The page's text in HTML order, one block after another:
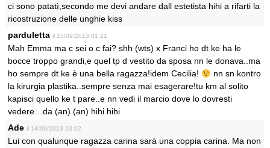
ci sono patatì,secondo me devi andare dall estetista hihi a rifarti la
ricostruzione delle unghie kiss
parduletta il 15/09/2013 01:21
Mah Emma ma c sei o c fai? shh (wts) x Franci ho dt ke ha le
bocce troppo grandi,e quel tp d vestito da sposa nn le donava..ma
ho sempre dt ke è una bella ragazza!idem Cecilia!
nn sn kontro
la kirurgia plastika..sempre senza mai esagerare!tu km al solito
kapisci quello ke t pare..e nn vedi il marcio dove lo dovresti
vedere…da (an) (an) hihi hihi
Ade il 14/09/2013 23:02
Lui con qualunque ragazza carina sarà una coppia carina. Ma non